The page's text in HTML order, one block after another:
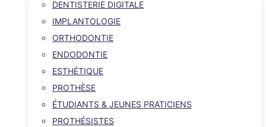
DENTISTERIE DIGITALE
IMPLANTOLOGIE
ORTHODONTIE
ENDODONTIE
ESTHÉTIQUE
PROTHÈSE
ÉTUDIANTS & JEUNES PRATICIENS
PROTHÉSISTES